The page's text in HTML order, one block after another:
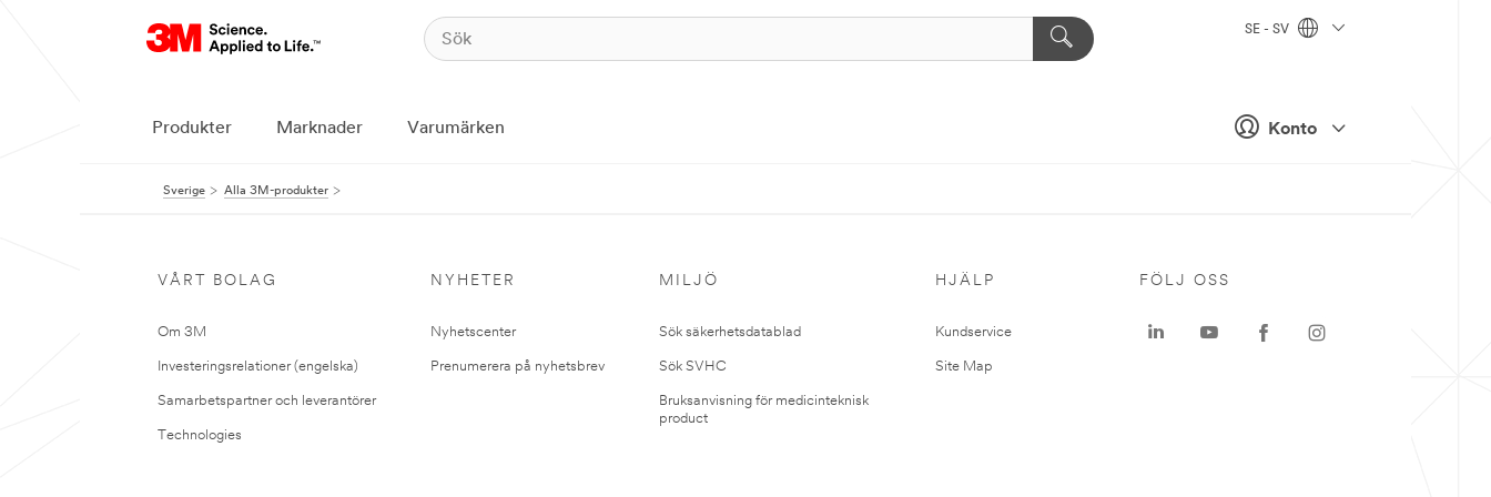
Konto
SE - SV
Produkter Marknader Varumärken
Sverige Alla 3M-produkter
VÅRT BOLAG
Om 3M
Investeringsrelationer (engelska)
Samarbetspartner och leverantörer
Technologies
NYHETER
Nyhetscenter
Prenumerera på nyhetsbrev
MILJÖ
Sök säkerhetsdatablad
Sök SVHC
Bruksanvisning för medicinteknisk
product
HJÄLP
Kundservice
Site Map
FÖLJ OSS